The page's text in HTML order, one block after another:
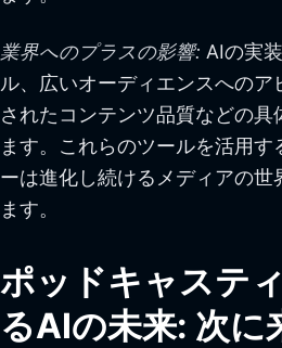
業界へのプラスの影響: AIの実
ル、広いオーディエンスへのア
されたコンテンツ品質などの具
ます。これらのツールを活用す
ーは進化し続けるメディアの世
ます。
ポッドキャステ
るAIの未来: 次に